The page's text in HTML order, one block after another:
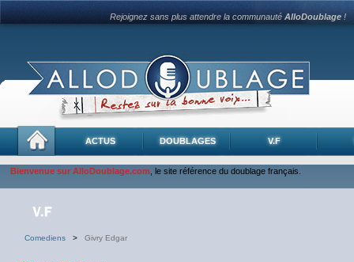
Rejoignez sans plus attendre la communautéAlloDoublage !
ACTUS DOUBLAGES V.F
Bienvenue sur AlloDoublage.com , le site référence du doublage français.
Comediens > Givry Edgar